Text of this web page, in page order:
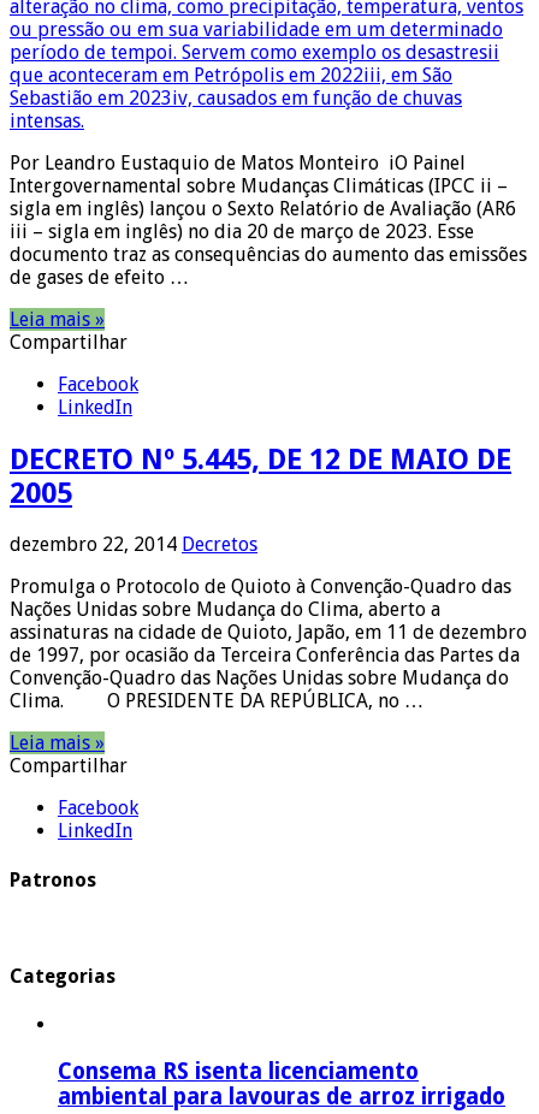
Por Leandro Eustaquio de Matos Monteiro iO Painel
Intergovernamental sobre Mudanças Climáticas (IPCC ii –
sigla em inglês) lançou o Sexto Relatório de Avaliação (AR6
iii – sigla em inglês) no dia 20 de março de 2023. Esse
documento traz as consequências do aumento das emissões
de gases de efeito …
Leia mais »
Compartilhar
Facebook
LinkedIn
DECRETO Nº 5.445, DE 12 DE MAIO DE
2005
dezembro 22, 2014 Decretos
Promulga o Protocolo de Quioto à Convenção-Quadro das
Nações Unidas sobre Mudança do Clima, aberto a
assinaturas na cidade de Quioto, Japão, em 11 de dezembro
de 1997, por ocasião da Terceira Conferência das Partes da
Convenção-Quadro das Nações Unidas sobre Mudança do
Clima. O PRESIDENTE DA REPÚBLICA, no …
Leia mais »
Compartilhar
Facebook
LinkedIn
Patronos
Categorias
Consema RS isenta licenciamento
ambiental para lavouras de arroz irrigado